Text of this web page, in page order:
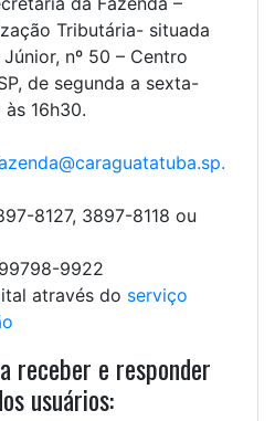
Tributária- situada
nº 50 – Centro
de segunda a sexta-
16h30.
8127, 3897-8118 ou
9922
através do serviço
receber e responder
usuários: